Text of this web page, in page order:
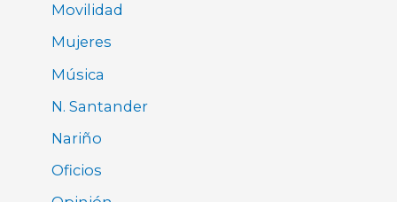
Movilidad
Mujeres
Música
N. Santander
Nariño
Oficios